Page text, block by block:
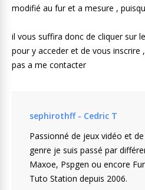
modifié au fur et a mesure ,
il vous suffira donc de cliquer sur
pour y acceder et de vous inscrire
pas a me contacter
sephirothff - Cedric T
Passionné de jeux vidéo et
genre je suis passé par
Maxoe, Pspgen ou encore
Tuto Station depuis 2006.